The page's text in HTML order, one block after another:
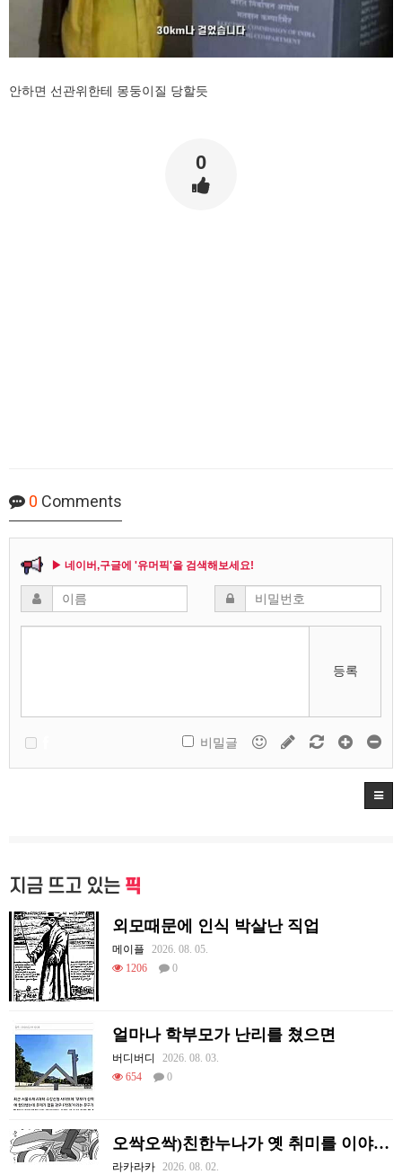
안하면 선관위한테 몽둥이질 당할듯
0
0 Comments
▶ 네이버,구글에 '유머픽'을 검색해보세요!
등록
비밀글
지금 뜨고 있는 픽
외모때문에 인식 박살난 직업
메이플
2026. 08. 05.
1206
0
얼마나 학부모가 난리를 쳤으면
버디버디
2026. 08. 03.
654
0
오싹오싹)친한누나가 옛 취미를 이야기하는 만화.manhwa
라카라카
2026. 08. 02.